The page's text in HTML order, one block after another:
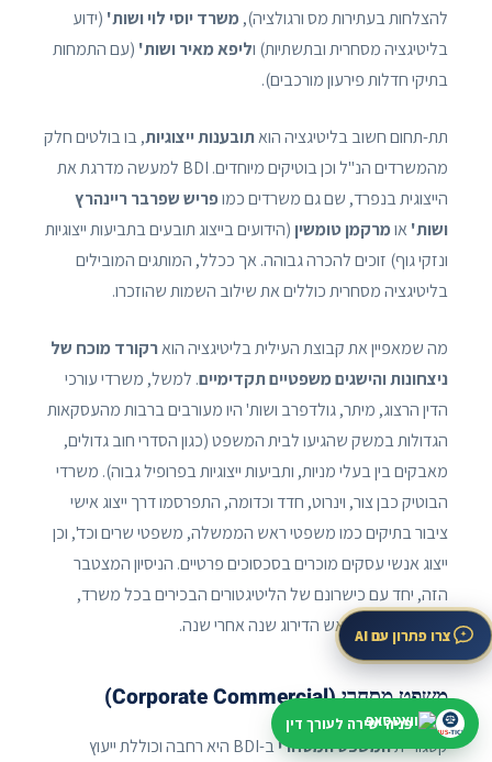
להצלחות בעתירות מס ורגולציה), משרד יוסי לוי ושות' (ידוע
בליטיגציה מסחרית ובתשתיות) וליפא מאיר ושות' (עם התמחות
בתיקי חדלות פירעון מורכבים).
תת-תחום חשוב בליטיגציה הואתובענות ייצוגיות, בו בולטים חלק
מהמשרדים הנ"ל וכן בוטיקים מיוחדים. BDI למעשה מדרגת את
הייצוגית בנפרד, שם גם משרדים כמופריש שפרבר ריינהרץ
ושות' אומרקמן טומשין (הידועים בייצוג תובעים בתביעות ייצוגיות
ונזקי גוף) זוכים להכרה גבוהה. אך ככלל, המותגים המובילים
בליטיגציה מסחרית כוללים את שילוב השמות שהוזכרו.
מה שמאפיין את קבוצת העילית בליטיגציה הוארקורד מוכח של
ניצחונות והישגים משפטיים תקדימיים. למשל, משרדי עורכי
הדין הרצוג, מיתר, גולדפרב ושות' היו מעורבים ברבות מהעסקאות
הגדולות במשק שהגיעו לבית המשפט (כגון הסדרי חוב גדולים,
מאבקים בין בעלי מניות, ותביעות ייצוגיות בפרופיל גבוה). משרדי
הבוטיק כבן צור, וינרוט, חדד וכדומה, התפרסמו דרך ייצוג אישי
ציבור בתיקים כמו משפטי ראש הממשלה, משפטי שרים וכד', וכן
ייצוג אנשי עסקים מוכרים בסכסוכים פרטיים. הניסיון המצטבר
הזה, יחד עם כישרונם של הליטיגטורים הבכירים בכל משרד,
מציבים אותם בראש הדירוג שנה אחרי שנה.
משפט מסחרי (Corporate Commercial)
קטגורייתהמשפט המסחרי ב-BDI היא רחבה וכוללת ייעוץ
צרו פתרון עם AI
פניה ישירה לעורך דין